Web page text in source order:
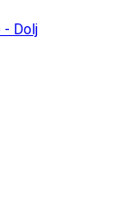
- Dolj